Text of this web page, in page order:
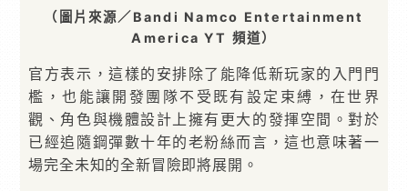
（圖片來源／Bandi Namco Entertainment
America YT 頻道）
官方表示，這樣的安排除了能降低新玩家的入門門
檻，也能讓開發團隊不受既有設定束縛，在世界
觀、角色與機體設計上擁有更大的發揮空間。對於
已經追隨鋼彈數十年的老粉絲而言，這也意味著一
場完全未知的全新冒險即將展開。